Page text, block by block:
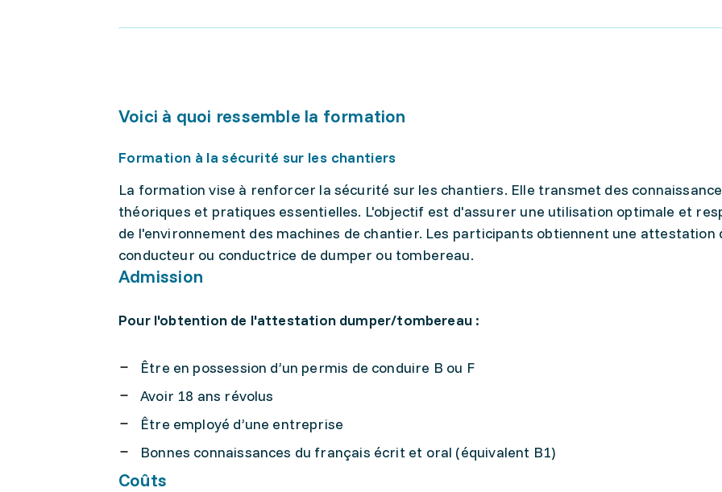
Voici à quoi ressemble la formation
Formation à la sécurité sur les chantiers
La formation vise à renforcer la sécurité sur les chantiers. Elle transmet des
théoriques et pratiques essentielles. L'objectif est d'assurer une utilisation optimale et
de l'environnement des machines de chantier. Les participants obtiennent une attestation
conducteur ou conductrice de dumper ou tombereau.
Admission
Pour l'obtention de l'attestation dumper/tombereau :
Être en possession d’un permis de conduire B ou F
Avoir 18 ans révolus
Être employé d’une entreprise
Bonnes connaissances du français écrit et oral (équivalent B1)
Coûts